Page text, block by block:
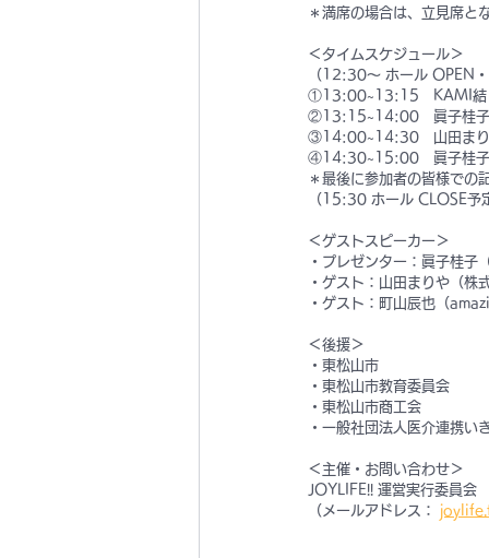
＊満席の場合は、立見席と
＜タイムスケジュール＞
（12:30〜 ホール OPEN
①13:00~13:15　KAMI結
②13:15~14:00 眞子桂子
③14:00~14:30 山田ま
④14:30~15:00 眞子桂子
＊最後に参加者の皆様での
（15:30 ホール CLOSE予
＜ゲストスピーカー＞
・プレゼンター：眞子桂
・ゲスト：山田まりや（
・ ゲスト： 町山辰也（
＜後援＞
・東松山市
・東松山市教育委員会
・東松山市商工会
・一般社団法人医介連携い
＜主催・お問い合わせ＞
JOYLIFE!! 運営実行委員会
（メールアドレス：